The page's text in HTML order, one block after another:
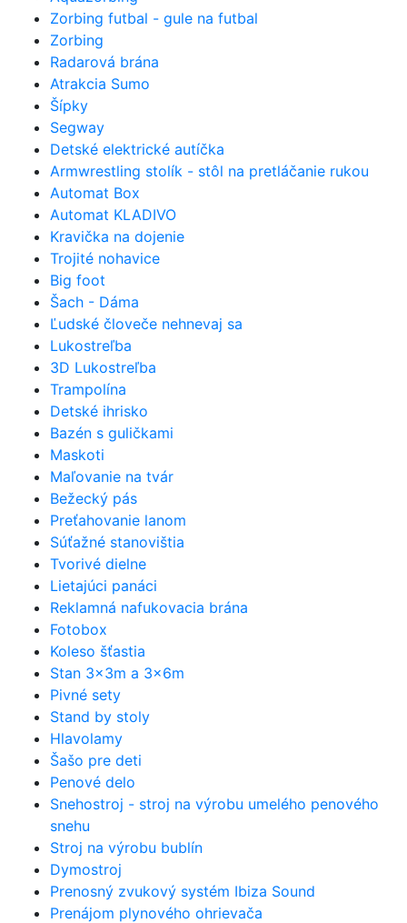
Zorbing futbal - gule na futbal
Zorbing
Radarová brána
Atrakcia Sumo
Šípky
Segway
Detské elektrické autíčka
Armwrestling stolík - stôl na pretláčanie rukou
Automat Box
Automat KLADIVO
Kravička na dojenie
Trojité nohavice
Big foot
Šach - Dáma
Ľudské človeče nehnevaj sa
Lukostreľba
3D Lukostreľba
Trampolína
Detské ihrisko
Bazén s guličkami
Maskoti
Maľovanie na tvár
Bežecký pás
Preťahovanie lanom
Súťažné stanovištia
Tvorivé dielne
Lietajúci panáci
Reklamná nafukovacia brána
Fotobox
Koleso šťastia
Stan 3x3m a 3x6m
Pivné sety
Stand by stoly
Hlavolamy
Šašo pre deti
Penové delo
Snehostroj - stroj na výrobu umelého penového
snehu
Stroj na výrobu bublín
Dymostroj
Prenosný zvukový systém Ibiza Sound
Prenájom plynového ohrievača